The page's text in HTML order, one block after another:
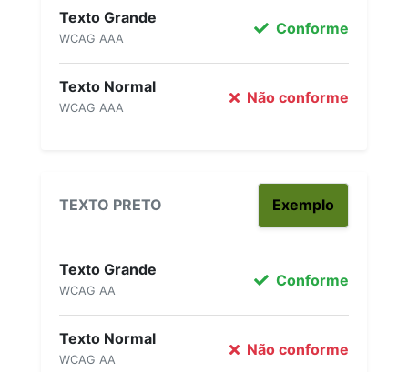
Texto Grande
WCAG AAA
Conforme
Texto Normal
WCAG AAA
Não conforme
TEXTO PRETO Exemplo
Texto Grande
WCAG AA
Conforme
Texto Normal
WCAG AA
Não conforme